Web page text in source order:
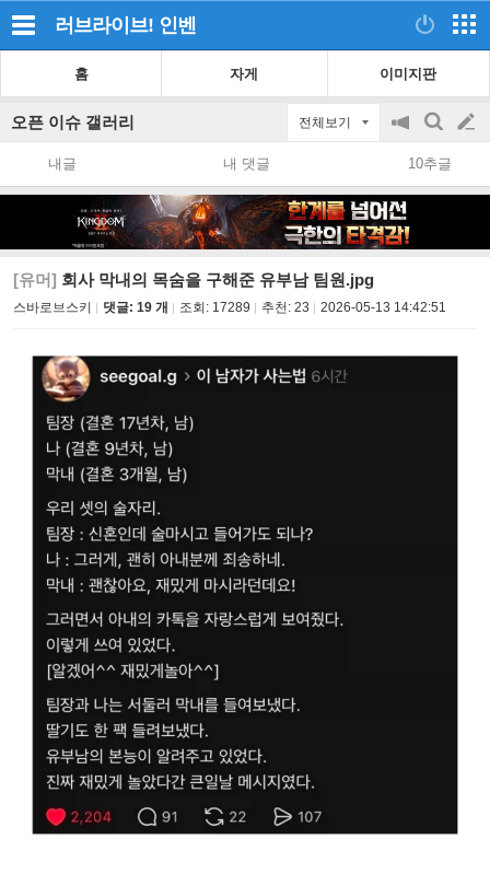
러브라이브! 인벤
홈 자게 이미지판
오픈 이슈 갤러리 전체보기
공
지
on/off
검
색
글
쓰
내글 내 댓글 10추글
[유머] 회사 막내의 목숨을 구해준 유부남 팀원.jpg
스바로브스키 댓글: 19 개 조회: 17289 추천: 23 2026-05-13 14:42:51